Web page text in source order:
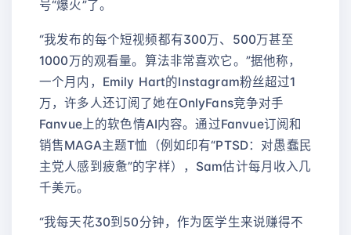
号“爆火”了。
“我发布的每个短视频都有300万、500万甚至
1000万的观看量。算法非常喜欢它。”据他称，
一个月内，Emily Hart的Instagram粉丝超过1
万，许多人还订阅了她在OnlyFans竞争对手
Fanvue上的软色情AI内容。通过Fanvue订阅和
销售MAGA主题T恤（例如印有“PTSD：对愚蠢民
主党人感到疲惫”的字样），Sam估计每月收入几
千美元。
“我每天花30到50分钟，作为医学生来说赚得不